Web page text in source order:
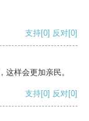
支持[0] 反对[0]
这样会更加亲民。
支持[0] 反对[0]